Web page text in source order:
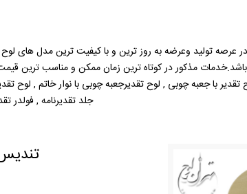
عرصه تولید وعرضه به روز ترین و با کیفیت ترین مدل های لوح
مذکور در کوتاه ترین زمان ممکن و مناسب ترین
با جعبه چوبی , لوح تقدیرجعبه چوبی با نوار خاتم , لوح
جلد تقدیرنامه , فولدر